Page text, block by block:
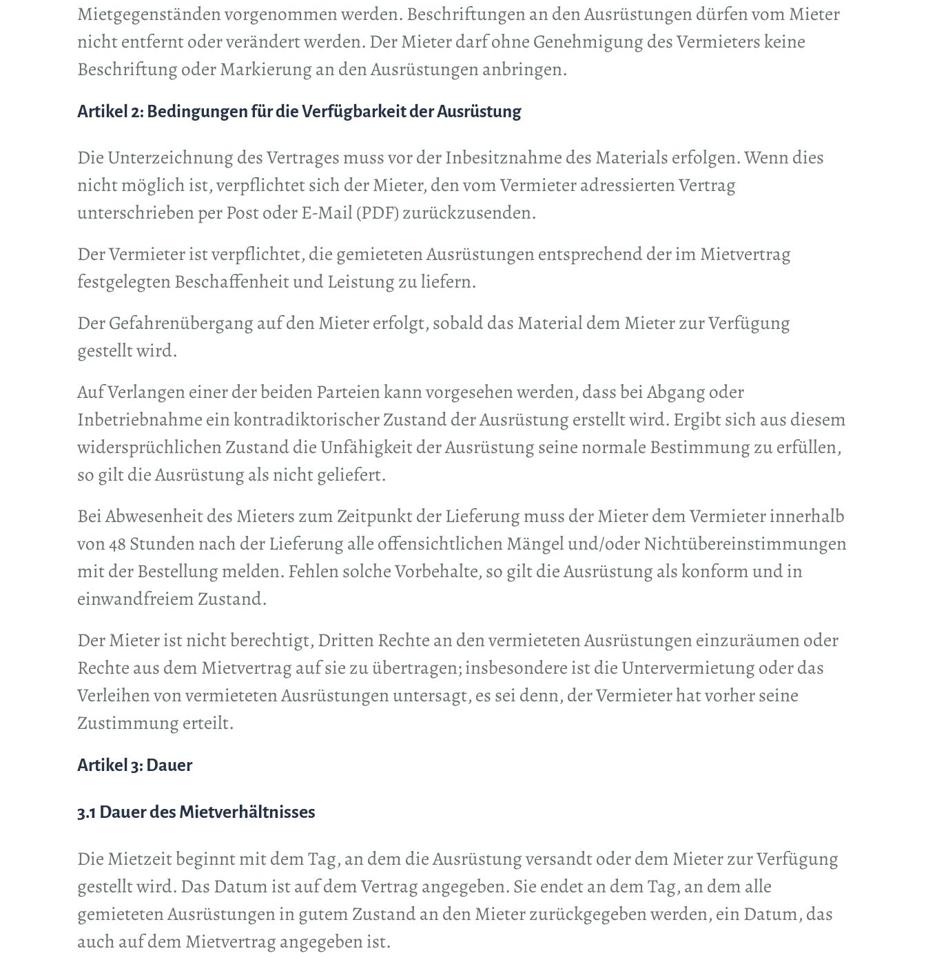
Mietgegenständen vorgenommen werden. Beschriftungen an den Ausrüstungen dürfen vom Mieter
nicht entfernt oder verändert werden. Der Mieter darf ohne Genehmigung des Vermieters keine
Beschriftung oder Markierung an den Ausrüstungen anbringen.
Artikel 2: Bedingungen für die Verfügbarkeit der Ausrüstung
Die Unterzeichnung des Vertrages muss vor der Inbesitznahme des Materials erfolgen. Wenn dies
nicht möglich ist, verpflichtet sich der Mieter, den vom Vermieter adressierten Vertrag
unterschrieben per Post oder E-Mail (PDF) zurückzusenden.
Der Vermieter ist verpflichtet, die gemieteten Ausrüstungen entsprechend der im Mietvertrag
festgelegten Beschaffenheit und Leistung zu liefern.
Der Gefahrenübergang auf den Mieter erfolgt, sobald das Material dem Mieter zur Verfügung
gestellt wird.
Auf Verlangen einer der beiden Parteien kann vorgesehen werden, dass bei Abgang oder
Inbetriebnahme ein kontradiktorischer Zustand der Ausrüstung erstellt wird. Ergibt sich aus diesem
widersprüchlichen Zustand die Unfähigkeit der Ausrüstung seine normale Bestimmung zu erfüllen,
so gilt die Ausrüstung als nicht geliefert.
Bei Abwesenheit des Mieters zum Zeitpunkt der Lieferung muss der Mieter dem Vermieter innerhalb
von 48 Stunden nach der Lieferung alle offensichtlichen Mängel und/oder Nichtübereinstimmungen
mit der Bestellung melden. Fehlen solche Vorbehalte, so gilt die Ausrüstung als konform und in
einwandfreiem Zustand.
Der Mieter ist nicht berechtigt, Dritten Rechte an den vermieteten Ausrüstungen einzuräumen oder
Rechte aus dem Mietvertrag auf sie zu übertragen; insbesondere ist die Untervermietung oder das
Verleihen von vermieteten Ausrüstungen untersagt, es sei denn, der Vermieter hat vorher seine
Zustimmung erteilt.
Artikel 3: Dauer
3.1 Dauer des Mietverhältnisses
Die Mietzeit beginnt mit dem Tag, an dem die Ausrüstung versandt oder dem Mieter zur Verfügung
gestellt wird. Das Datum ist auf dem Vertrag angegeben. Sie endet an dem Tag, an dem alle
gemieteten Ausrüstungen in gutem Zustand an den Mieter zurückgegeben werden, ein Datum, das
auch auf dem Mietvertrag angegeben ist.